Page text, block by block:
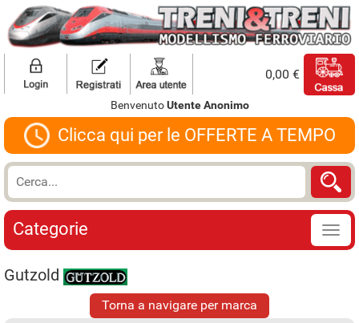
0,00 €
BenvenutoUtente Anonimo
Clicca qui per le OFFERTE A TEMPO
Categorie
Gutzold
Torna a navigare per marca